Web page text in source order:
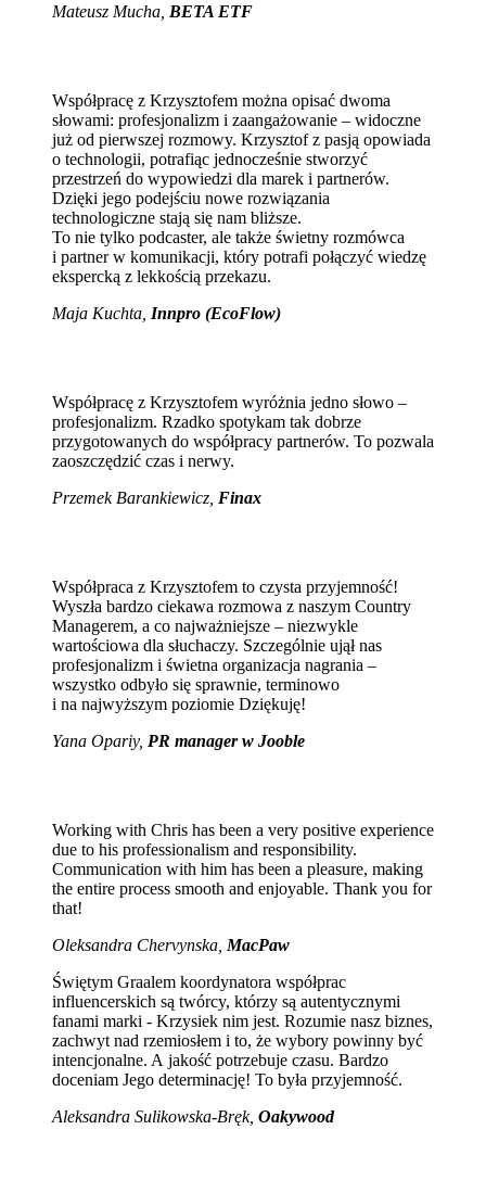
Mateusz Mucha BETA ETF
Współpracę z Krzysztofem można opisać dwoma
słowami: profesjonalizm i zaangażowanie – widoczne
już od pierwszej rozmowy. Krzysztof z pasją opowiada
o technologii, potrafiąc jednocześnie stworzyć
przestrzeń do wypowiedzi dla marek i partnerów.
Dzięki jego podejściu nowe rozwiązania
technologiczne stają się nam bliższe.
To nie tylko podcaster, ale także świetny rozmówca
i partner w komunikacji, który potrafi połączyć wiedzę
ekspercką z lekkością przekazu.
Maja Kuchta Innpro (EcoFlow)
Współpracę z Krzysztofem wyróżnia jedno słowo –
profesjonalizm. Rzadko spotykam tak dobrze
przygotowanych do współpracy partnerów. To pozwala
zaoszczędzić czas i nerwy.
Przemek Barankiewicz, Finax
Współpraca z Krzysztofem to czysta przyjemność!
Wyszła bardzo ciekawa rozmowa z naszym Country
Managerem, a co najważniejsze – niezwykle
wartościowa dla słuchaczy. Szczególnie ujął nas
profesjonalizm i świetna organizacja nagrania –
wszystko odbyło się sprawnie, terminowo
i na najwyższym poziomie Dziękuję!
Yana Opariy, PR manager w Jooble
Working with Chris has been a very positive experience
due to his professionalism and responsibility.
Communication with him has been a pleasure, making
the entire process smooth and enjoyable. Thank you for
that!
Oleksandra Chervynska, MacPaw
Świętym Graalem koordynatora współprac
influencerskich są twórcy, którzy są autentycznymi
fanami marki - Krzysiek nim jest. Rozumie nasz biznes,
zachwyt nad rzemiosłem i to, że wybory powinny być
intencjonalne. A jakość potrzebuje czasu. Bardzo
doceniam Jego determinację! To była przyjemność.
Aleksandra Sulikowska-Bręk, Oakywood